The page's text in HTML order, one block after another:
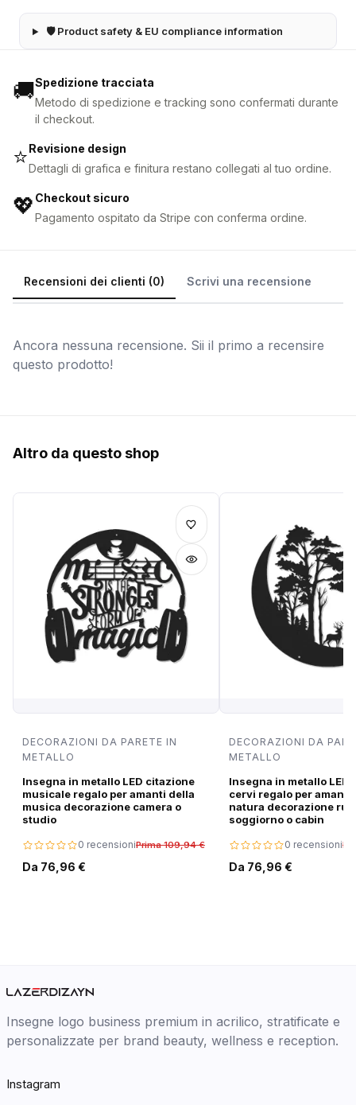
🛡 Product safety & EU compliance information
🚚Spedizione tracciata
Metodo di spedizione e tracking sono confermati durante
il checkout.
⭐Revisione design
Dettagli di grafica e finitura restano collegati al tuo ordine.
💖 Checkout sicuro
Pagamento ospitato da Stripe con conferma ordine.
Recensioni dei clienti (0) Scrivi una recensione
Ancora nessuna recensione. Sii il primo a recensire
questo prodotto!
Altro da questo shop
DECORAZIONI DA PARETE IN
METALLO
Insegna in metallo LED citazione
musicale regalo per amanti della
musica decorazione camera o
studio
0 recensioniPrima 109,94 €
Da 76,96 €
DECORAZIONI DA
METALLO
Insegna in metallo LED
cervi regalo per amanti
natura decorazione
soggiorno o cabin
0 recensioni
Da 76,96 €
Insegne logo business premium in acrilico, stratificate e
personalizzate per brand beauty, wellness e reception.
Instagram